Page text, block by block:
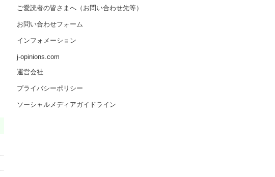
ご愛読者の皆さまへ（お問い合わせ先等）
お問い合わせフォーム
インフォメーション
j-opinions.com
運営会社
プライバシーポリシー
ソーシャルメディアガイドライン